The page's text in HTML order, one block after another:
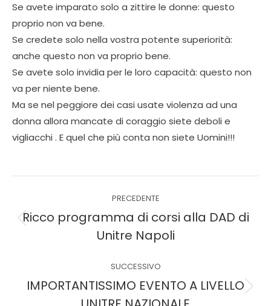
Se avete imparato solo a zittire le donne: questo
proprio non va bene.
Se credete solo nella vostra potente superiorità:
anche questo non va proprio bene.
Se avete solo invidia per le loro capacità: questo non
va per niente bene.
Ma se nel peggiore dei casi usate violenza ad una
donna allora mancate di coraggio siete deboli e
vigliacchi . E quel che più conta non siete Uomini!!!
PRECEDENTE
Ricco programma di corsi alla DAD di
Unitre Napoli
SUCCESSIVO
IMPORTANTISSIMO EVENTO A LIVELLO